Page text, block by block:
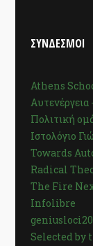
ΣΥΝΔΕΣΜΟΙ
Athens
Πολιτική
Ιστολόγιο
Towards
Radical
The Fire
Infolibre
Selected by